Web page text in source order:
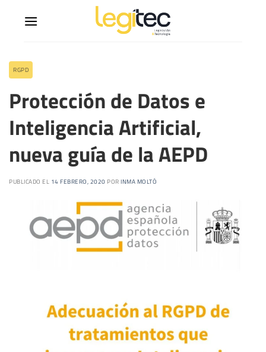
RGPD
Protección de Datos e
Inteligencia Artificial,
nueva guía de la AEPD
PUBLICADO EL 14 FEBRERO, 2020 POR INMA MOLTÓ